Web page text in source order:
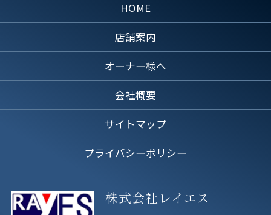
HOME
店舗案内
オーナー様へ
会社概要
サイトマップ
プライバシーポリシー
株式会社レイエス